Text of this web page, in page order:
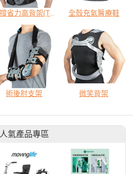
支撐省力高背架(T6-S1) 全殼充氣醫療鞋
術後肘支架 微笑背架
人氣產品專區